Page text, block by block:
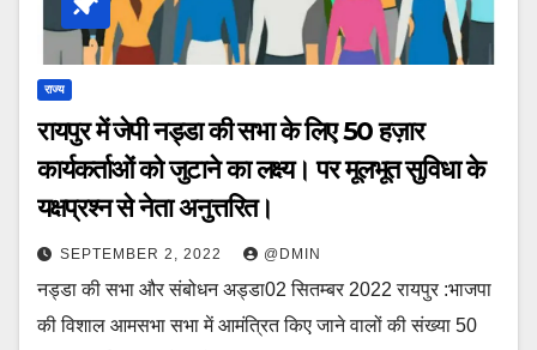
राज्य
रायपुर में जेपी नड्डा की सभा के लिए 50 हज़ार
कार्यकर्ताओं को जुटाने का लक्ष्य। पर मूलभूत सुविधा के
यक्षप्रश्न से नेता अनुत्तरित।
SEPTEMBER 2, 2022 @DMIN
नड्डा की सभा और संबोधन अड्डा02 सितम्बर 2022 रायपुर :भाजपा
की विशाल आमसभा सभा में आमंत्रित किए जाने वालों की संख्या 50